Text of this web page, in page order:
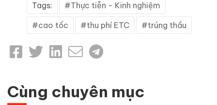
Tags: Thực tiễn - Kinh nghiệm
cao tốc thu phí ETC trúng thầu
Cùng chuyên mục